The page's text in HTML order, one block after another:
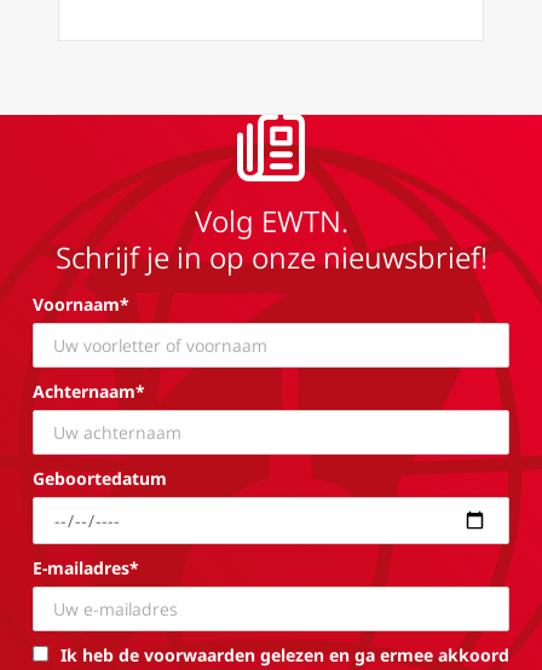
Volg EWTN.
Schrijf je in op onze nieuwsbrief!
Voornaam*
Achternaam*
Geboortedatum
E-mailadres*
Ik heb de voorwaarden gelezen en ga ermee akkoord